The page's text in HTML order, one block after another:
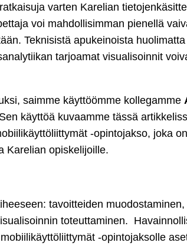
varten Karelian
voi mahdollisimman pienellä
Teknisistä apukeinoista
tarjoamat visualisoinnit
saimme käyttöömme kollegamme
käyttöä kuvaamme tässä
-opintojakso, joka
Karelian opiskelijoille.
tavoitteiden muodostaminen,
toteuttaminen.
-opintojaksolle